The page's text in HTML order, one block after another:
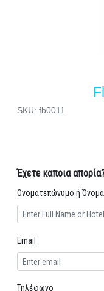
SKU: fb0011
Έχετε καποια
Ονοματεπώνυμο ή
Email
Τηλέφωνο